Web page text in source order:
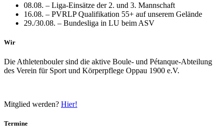
08.08. – Liga-Einsätze der 2. und 3. Mannschaft
16.08. – PVRLP Qualifikation 55+ auf unserem Gelände
29./30.08. – Bundesliga in LU beim ASV
Wir
Die Athletenbouler sind die aktive Boule- und Pétanque-Abteilung
des Verein für Sport und Körperpflege Oppau 1900 e.V.
Mitglied werden? Hier!
Termine